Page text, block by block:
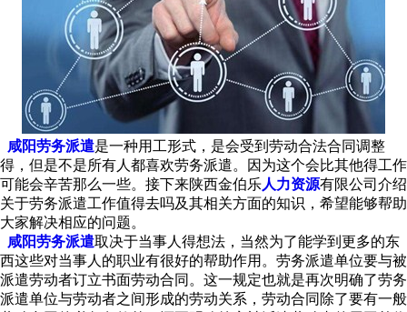
咸阳劳务派遣是一种用工形式，是会受到劳动合法合同调整
得，但是不是所有人都喜欢劳务派遣。因为这个会比其他得工作
可能会辛苦那么一些。接下来陕西金伯乐人力资源有限公司介绍
关于劳务派遣工作值得去吗及其相关方面的知识，希望能够帮助
大家解决相应的问题。
咸阳劳务派遣取决于当事人得想法，当然为了能学到更多的东
西这些对当事人的职业有很好的帮助作用。劳务派遣单位要与被
派遣劳动者订立书面劳动合同。这一规定也就是再次明确了劳务
派遣单位与劳动者之间形成的劳动关系，劳动合同除了要有一般